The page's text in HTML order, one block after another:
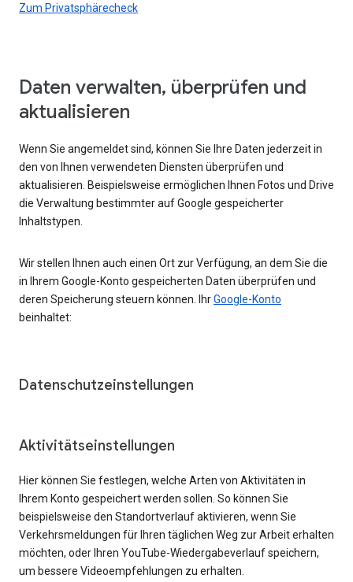
Zum Privatsphärecheck
Daten verwalten, überprüfen und
aktualisieren
Wenn Sie angemeldet sind, können Sie Ihre Daten jederzeit in
den von Ihnen verwendeten Diensten überprüfen und
aktualisieren. Beispielsweise ermöglichen Ihnen Fotos und Drive
die Verwaltung bestimmter auf Google gespeicherter
Inhaltstypen.
Wir stellen Ihnen auch einen Ort zur Verfügung, an dem Sie die
in Ihrem Google-Konto gespeicherten Daten überprüfen und
deren Speicherung steuern können. IhrGoogle-Konto
beinhaltet:
Datenschutzeinstellungen
Aktivitätseinstellungen
Hier können Sie festlegen, welche Arten von Aktivitäten in
Ihrem Konto gespeichert werden sollen. So können Sie
beispielsweise den Standortverlauf aktivieren, wenn Sie
Verkehrsmeldungen für Ihren täglichen Weg zur Arbeit erhalten
möchten, oder Ihren YouTube-Wiedergabeverlauf speichern,
um bessere Videoempfehlungen zu erhalten.